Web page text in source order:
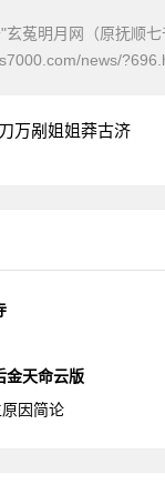
玄菟明月网（原抚顺
news/
万剐姐姐莽古济
金天命云版
原因简论